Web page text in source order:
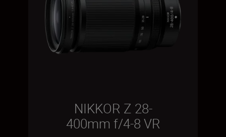
NIKKOR Z 28-
400mm f/4-8 VR